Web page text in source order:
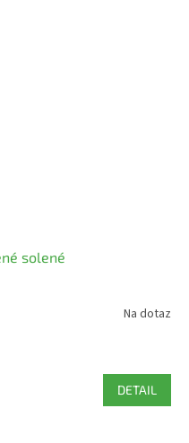
solené
Na dotaz
DETAIL